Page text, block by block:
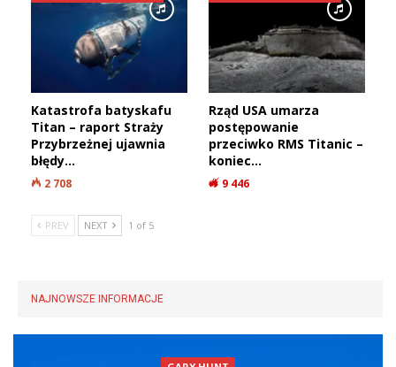
Katastrofa batyskafu
Titan – raport Straży
Przybrzeżnej ujawnia
błędy…
2 708
Rząd USA umarza
postępowanie
przeciwko RMS Titanic –
koniec…
9 446
PREV NEXT 1 of 5
NAJNOWSZE INFORMACJE